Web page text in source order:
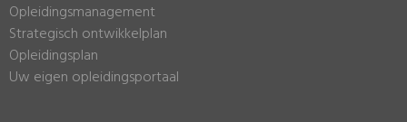
Opleidingsmanagement
Strategisch ontwikkelplan
Opleidingsplan
Uw eigen opleidingsportaal